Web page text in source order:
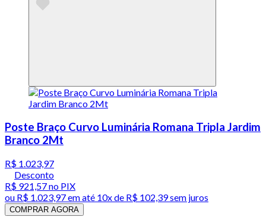
Poste Braço Curvo Luminária Romana Tripla Jardim
Branco 2Mt
R$ 1.023,97
Desconto
R$ 921,57no PIX
ou R$ 1.023,97em até 10x de R$ 102,39 sem juros
COMPRAR AGORA